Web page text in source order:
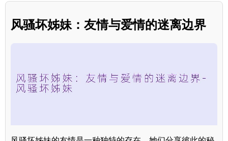
风骚坏姊妹：友情与爱情的迷离边界